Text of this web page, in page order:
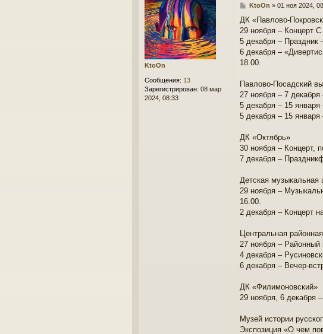
KtoOn
Сообщения: 13
Зарегистрирован: 08 мар
2024, 08:33
С
о
б
щ
е
н
и
KtoOn » 01 ноя 2024,
ДК «Павлово-
29 ноября – Концерт
5 декабря –
6 декабря –
18.00.
Павлово-Посадский
27 ноября – 7 декабря
5 декабря – 15
5 декабря – 15
ДК «Октябрь»
30 ноября – Концерт,
7 декабря –
Детская музыкальная
29 ноября –
16.00.
2 декабря – Концерт
Центральная
27 ноября – Районный
4 декабря –
6 декабря – Вечер-
ДК «Филимоновский»
29 ноября, 6 декабря
Музей истории
Экспозиция «О чем